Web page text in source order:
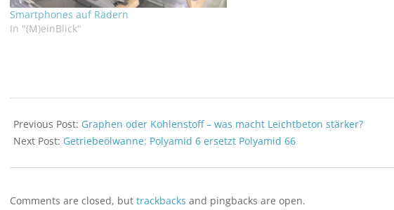
Smartphones auf Rädern
In "(M)einBlick"
06-
01
Previous Post: Graphen oder Kohlenstoff – was macht Leichtbeton stärker?
Next Post: Getriebeölwanne: Polyamid 6 ersetzt Polyamid 66
Comments are closed, but trackbacks and pingbacks are open.